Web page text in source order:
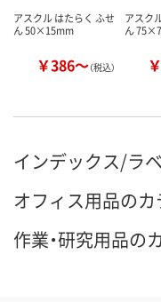
アスクル はたらく ふせ
ん 50×15mm
￥386～（税込）
アスク
ん
インデックス/ラ
オフィス用品の
作業・研究用品の